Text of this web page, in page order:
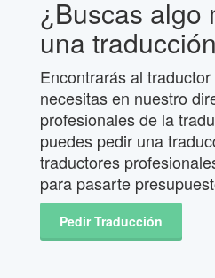
¿Buscas algo
una
Encontrarás al
necesitas en nuestro
profesionales de la
puedes pedir una
traductores
para pasarte
Pedir Traducción